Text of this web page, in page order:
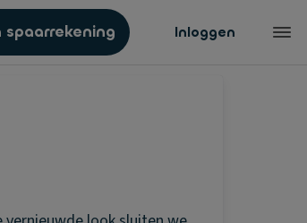
spaarrekening Inloggen